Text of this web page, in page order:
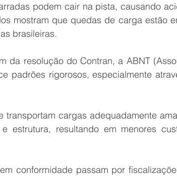
podem cair na pista, causando
mostram que quedas de carga estão
brasileiras.
da resolução do Contran, a ABNT
padrões rigorosos, especialmente
transportam cargas adequadamente
estrutura, resultando em menores
conformidade passam por